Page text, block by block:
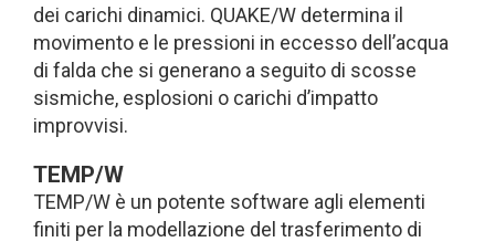
dei carichi dinamici. QUAKE/W determina il
movimento e le pressioni in eccesso dell’acqua
di falda che si generano a seguito di scosse
sismiche, esplosioni o carichi d’impatto
improvvisi.
TEMP/W
TEMP/W è un potente software agli elementi
finiti per la modellazione del trasferimento di